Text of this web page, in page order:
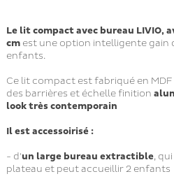
Le lit compact avec bureau LIVIO,
cmest une option intelligente gain
enfants.
Ce lit compact est fabriqué en
des barrières et échelle finition
look très contemporain
Il est accessoirisé :
- d'un large bureau extractible,
plateau et peut accueillir 2 enfants